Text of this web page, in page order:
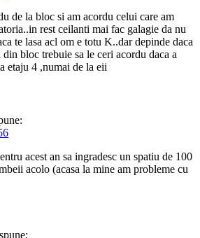
de la bloc si am acordu celui care am
rest ceilanti mai fac galagie da nu
te lasa acl om e totu K..dar depinde daca
bloc trebuie sa le ceri acordu daca a
etaju 4 ,numai de la eii
acest an sa ingradesc un spatiu de 100
acolo (acasa la mine am probleme cu
spune: